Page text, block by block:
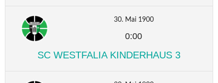
30. Mai 1900
0:00
SC WESTFALIA KINDERHAUS 3